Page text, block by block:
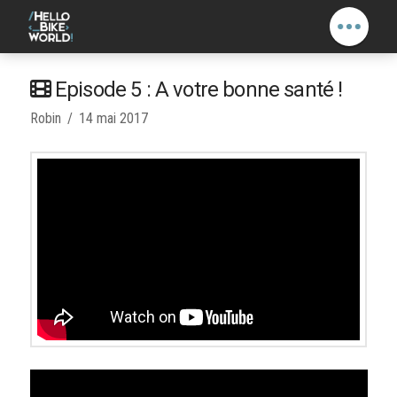
Episode 5 : A votre bonne santé !
Robin 14 mai 2017